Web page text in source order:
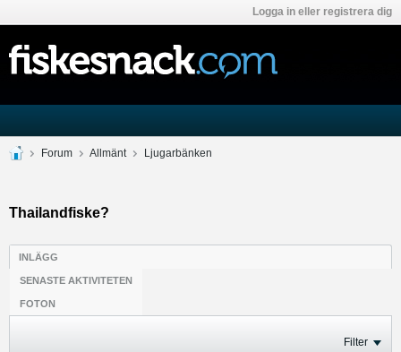
Logga in eller registrera dig
Forum Allmänt Ljugarbänken
Thailandfiske?
INLÄGG
SENASTE AKTIVITETEN
FOTON
Filter